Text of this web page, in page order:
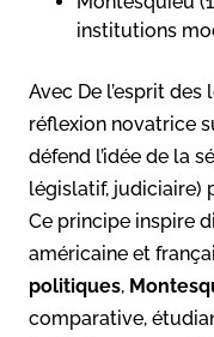
institutions
Avec De l’esprit des
réflexion novatrice
défend l’idée de la
législatif, judiciaire)
Ce principe inspire
américaine et
politiques,
comparative,